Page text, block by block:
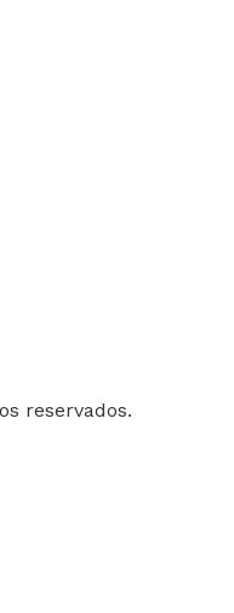
reservados.